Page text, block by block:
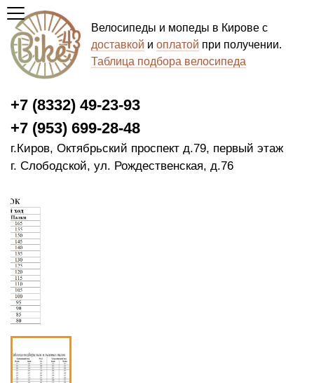
Велосипеды и мопеды в Кирове с
доставкой и оплатой при получении.
Таблица подбора велосипеда
+7 (8332) 49-23-93
+7 (953) 699-28-48
г.Киров, Октябрьский проспект д.79, первый этаж
г. Слободской, ул. Рождественская, д.76